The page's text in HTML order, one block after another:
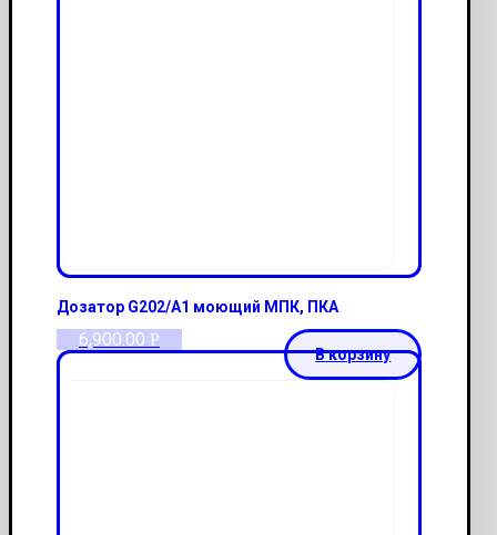
Дозатор G202/А1 моющий МПК, ПКА
6,900.00 Р
В корзину